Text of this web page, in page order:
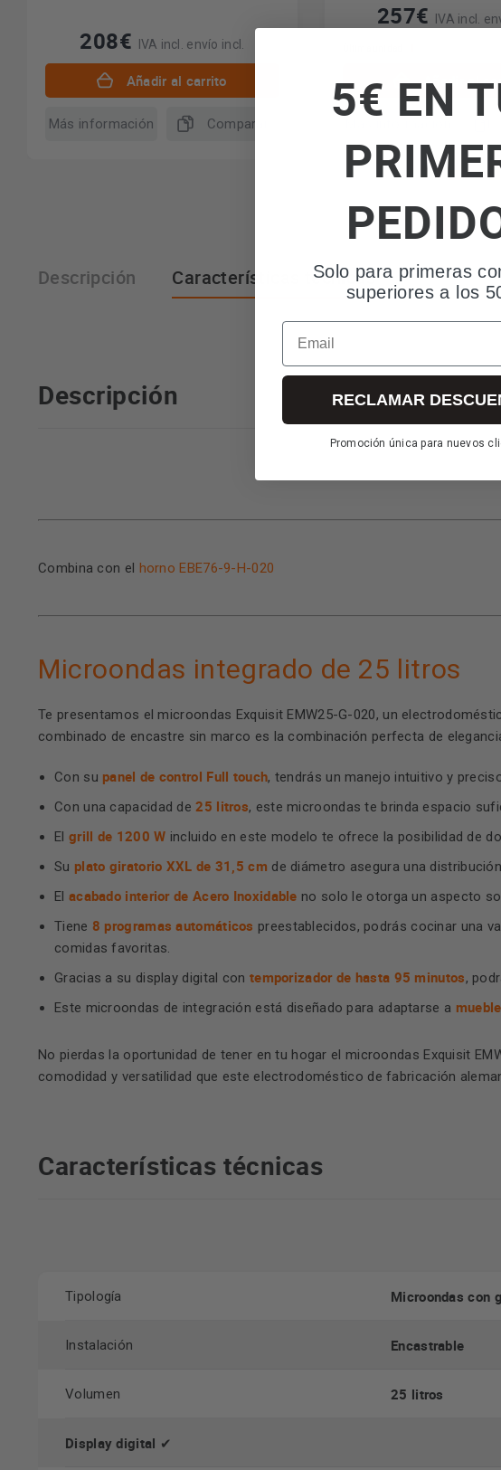
208€ IVA incl. envío incl.
Añadir al carrito
Más información Comparar
257€ IVA incl.
Añadir al
Descripción Características técnicas Manuales
Descripción
Combina con el horno EBE76-9-H-020
Microondas integrado de 25 litros
Te presentamos el microondas Exquisit EMW25-G-020, un
combinado de encastre sin marco es la combinación perfecta de
Con su panel de control Full touch, tendrás un manejo intuitivo y
Con una capacidad de 25 litros, este microondas te brinda espacio
El grill de 1200 W incluido en este modelo te ofrece la posibilidad de
Su plato giratorio XXL de 31,5 cm de diámetro asegura una
El acabado interior de Acero Inoxidable no solo le otorga un aspecto
Tiene 8 programas automáticos preestablecidos, podrás cocinar una
comidas favoritas.
Gracias a su display digital con temporizador de hasta 95 minutos,
Este microondas de integración está diseñado para adaptarse a
No pierdas la oportunidad de tener en tu hogar el microondas Exquisit
comodidad y versatilidad que este electrodoméstico de fabricación
Características técnicas
Tipología Microondas con
Instalación Encastrable
Volumen 25 litros
Display digital ✔
5€ EN
Solo para primeras
superiores a los
Email
RECLAMAR
Promoción única para nuevos